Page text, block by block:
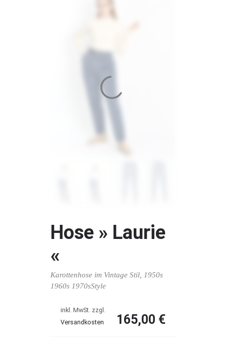
Hose » Laurie
«
Karottenhose im Vintage Stil, 1950s
1960s 1970sStyle
inkl. MwSt. zzgl.
Versandkosten
165,00 €